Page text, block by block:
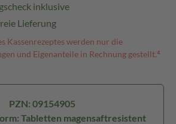
inklusive
Lieferung
Kassenrezeptes werden nur die
und Eigenanteile in Rechnung gestellt.⁴
PZN: 09154905
Tabletten magensaftresistent